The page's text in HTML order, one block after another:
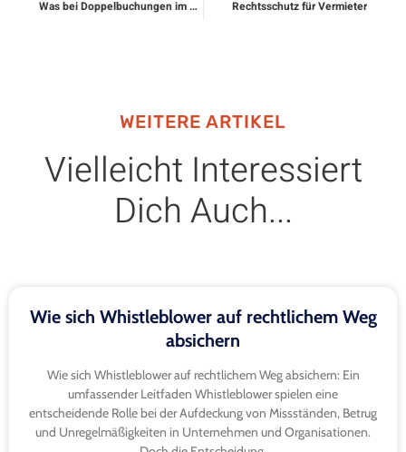
Was bei Doppelbuchungen im Urlaub rechtlich möglich ist Rechtsschutz für Vermieter
WEITERE ARTIKEL
Vielleicht Interessiert
Dich Auch...
Wie sich Whistleblower auf rechtlichem Weg
absichern
Wie sich Whistleblower auf rechtlichem Weg absichern: Ein
umfassender Leitfaden Whistleblower spielen eine
entscheidende Rolle bei der Aufdeckung von Missständen, Betrug
und Unregelmäßigkeiten in Unternehmen und Organisationen.